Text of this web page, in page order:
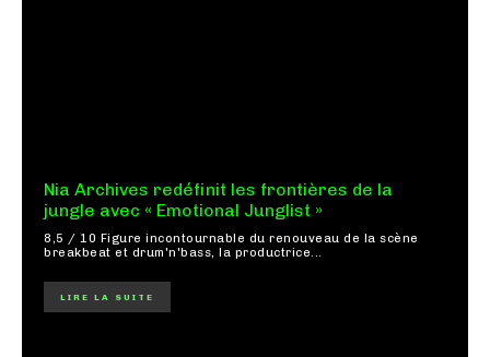
Nia Archives redéfinit les frontières de la
jungle avec « Emotional Junglist »
8,5 / 10 Figure incontournable du renouveau de la scène
breakbeat et drum'n'bass, la productrice...
LIRE LA SUITE